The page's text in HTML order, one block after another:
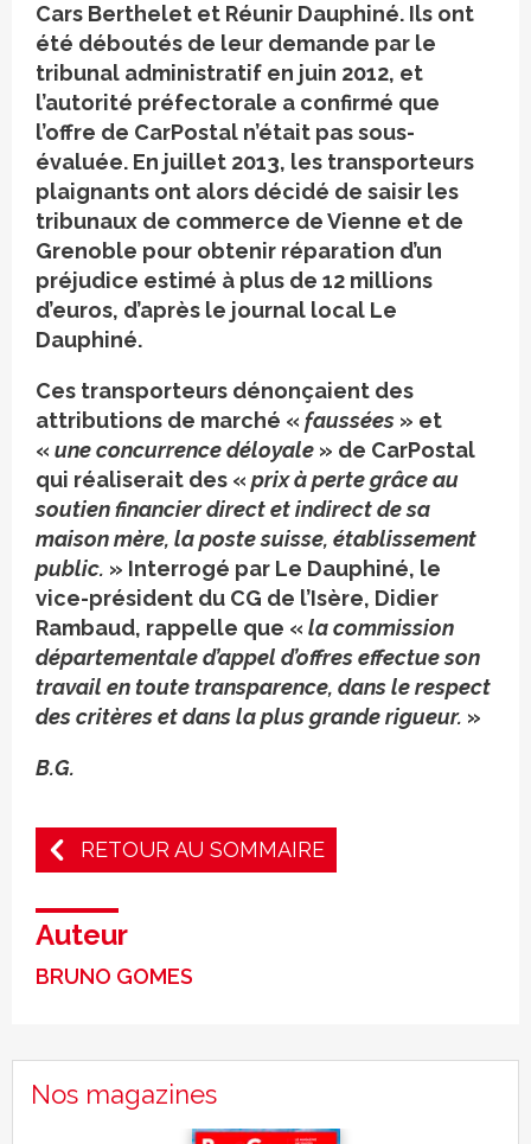
Cars Berthelet et Réunir Dauphiné. Ils ont
été déboutés de leur demande par le
tribunal administratif en juin 2012, et
l’autorité préfectorale a confirmé que
l’offre de CarPostal n’était pas sous-
évaluée. En juillet 2013, les transporteurs
plaignants ont alors décidé de saisir les
tribunaux de commerce de Vienne et de
Grenoble pour obtenir réparation d’un
préjudice estimé à plus de 12 millions
d’euros, d’après le journal local Le
Dauphiné.
Ces transporteurs dénonçaient des
attributions de marché « faussées » et
« une concurrence déloyale » de CarPostal
qui réaliserait des « prix à perte grâce au
soutien financier direct et indirect de sa
maison mère, la poste suisse, établissement
public. » Interrogé par Le Dauphiné, le
vice-président du CG de l’Isère, Didier
Rambaud, rappelle que « la commission
départementale d’appel d’offres effectue son
travail en toute transparence, dans le respect
des critères et dans la plus grande rigueur. »
B.G.
RETOUR AU SOMMAIRE
Auteur
BRUNO GOMES
Nos magazines